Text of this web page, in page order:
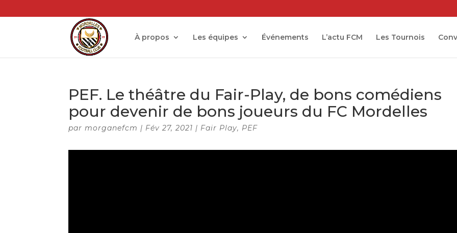
À propos Les équipes Événements L’actu FCM Les Tournois
PEF. Le théâtre du Fair-Play, de bons comédiens
pour devenir de bons joueurs du FC Mordelles
parmorganefcm | Fév 27, 2021 | Fair Play, PEF